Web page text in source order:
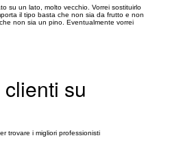
su un lato, molto vecchio. Vorrei sostituirlo
il tipo basta che non sia da frutto e non
non sia un pino. Eventualmente vorrei
su
trovare i migliori professionisti